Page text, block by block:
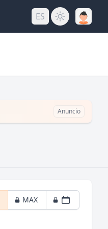
ES
Anuncio
MAX